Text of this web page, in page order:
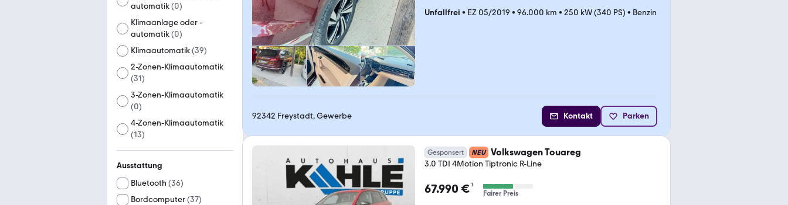
automatik(0)
Klimaanlage oder -
automatik(0)
Klimaautomatik(39)
2-Zonen-Klimaautomatik
(31)
3-Zonen-Klimaautomatik
(0)
4-Zonen-Klimaautomatik
(13)
Ausstattung
Bluetooth (36)
Bordcomputer(37)
Unfallfrei • EZ 05/2019 • 96.000 km • 250 kW (340 PS) • Benzin
92342 Freystadt, Gewerbe Kontakt Parken
Gesponsert NEU Volkswagen Touareg
3.0 TDI 4Motion Tiptronic R-Line
67.990 €¹
Fairer Preis